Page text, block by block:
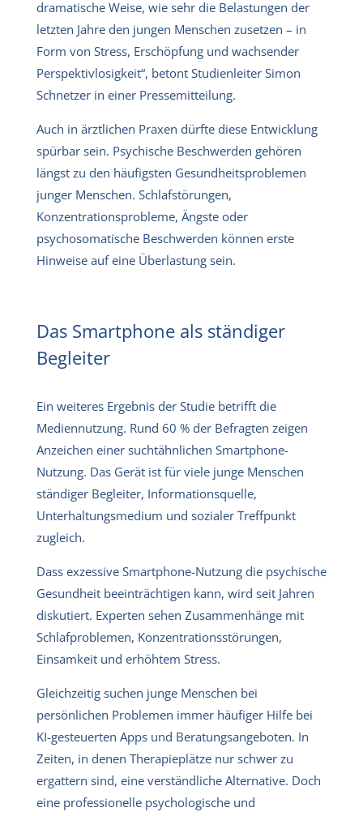
dramatische Weise, wie sehr die Belastungen der
letzten Jahre den jungen Menschen zusetzen – in
Form von Stress, Erschöpfung und wachsender
Perspektivlosigkeit“, betont Studienleiter Simon
Schnetzer in einer Pressemitteilung.
Auch in ärztlichen Praxen dürfte diese Entwicklung
spürbar sein. Psychische Beschwerden gehören
längst zu den häufigsten Gesundheitsproblemen
junger Menschen. Schlafstörungen,
Konzentrationsprobleme, Ängste oder
psychosomatische Beschwerden können erste
Hinweise auf eine Überlastung sein.
Das Smartphone als ständiger
Begleiter
Ein weiteres Ergebnis der Studie betrifft die
Mediennutzung. Rund 60 % der Befragten zeigen
Anzeichen einer suchtähnlichen Smartphone-
Nutzung. Das Gerät ist für viele junge Menschen
ständiger Begleiter, Informationsquelle,
Unterhaltungsmedium und sozialer Treffpunkt
zugleich.
Dass exzessive Smartphone-Nutzung die psychische
Gesundheit beeinträchtigen kann, wird seit Jahren
diskutiert. Experten sehen Zusammenhänge mit
Schlafproblemen, Konzentrationsstörungen,
Einsamkeit und erhöhtem Stress.
Gleichzeitig suchen junge Menschen bei
persönlichen Problemen immer häufiger Hilfe bei
KI-gesteuerten Apps und Beratungsangeboten. In
Zeiten, in denen Therapieplätze nur schwer zu
ergattern sind, eine verständliche Alternative. Doch
eine professionelle psychologische und